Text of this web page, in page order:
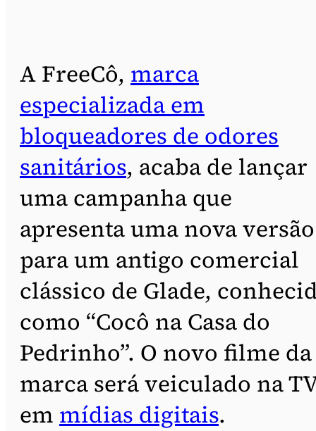
A FreeCô, marca
especializada em
bloqueadores de odores
sanitários, acaba de lançar
uma campanha que
apresenta uma nova versão
para um antigo comercial
clássico de Glade,
como “Cocô na Casa do
Pedrinho”. O novo filme da
marca será veiculado na
em mídias digitais.